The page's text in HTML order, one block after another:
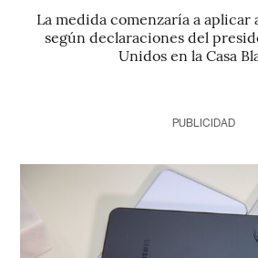
La medida comenzaría a aplicar
según declaraciones del
Unidos en la Casa
PUBLICIDAD